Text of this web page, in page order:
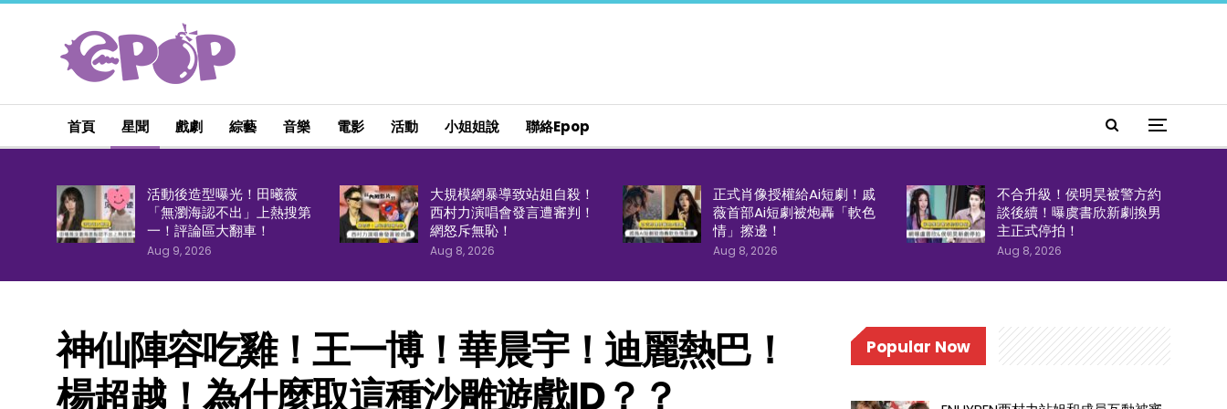
首頁 星聞 戲劇 綜藝 音樂 電影 活動 小姐姐說 聯絡epop
活動後造型曝光！田曦薇
「無瀏海認不出」上熱搜第
一！評論區大翻車！
Aug 9, 2026
大規模網暴導致站姐自殺！
西村力演唱會發言遭審判！
網怒斥無恥！
Aug 8, 2026
正式肖像授權給Ai短劇！戚
薇首部Ai短劇被炮轟「軟色
情」擦邊！
Aug 8, 2026
不合升級！侯明昊被警方約
談後續！曝虞書欣新劇換男
主正式停拍！
Aug 8, 2026
神仙陣容吃雞！王一博！華晨宇！迪麗熱巴！
楊超越！為什麼取這種沙雕遊戲ID？？
Popular Now